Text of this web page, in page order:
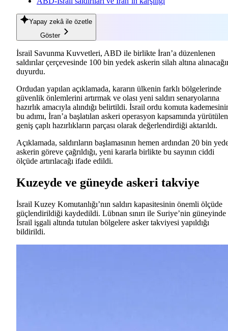
Yapay zekâ ile özetle
Göster
İsrail Savunma Kuvvetleri, ABD ile birlikte İran’a düzenlenen
saldırılar çerçevesinde 100 bin yedek askerin silah altına
duyurdu.
Ordudan yapılan açıklamada, kararın ülkenin farklı bölgelerinde
güvenlik önlemlerini artırmak ve olası yeni saldırı senaryolarına
hazırlık amacıyla alındığı belirtildi. İsrail ordu komuta
bu adımı, İran’a başlatılan askeri operasyon kapsamında yürütülen
geniş çaplı hazırlıkların parçası olarak değerlendirdiği aktarıldı.
Açıklamada, saldırıların başlamasının hemen ardından 20 bin
askerin göreve çağrıldığı, yeni kararla birlikte bu sayının ciddi
ölçüde artırılacağı ifade edildi.
Kuzeyde ve güneyde askeri takviye
İsrail Kuzey Komutanlığı’nın saldırı kapasitesinin önemli ölçüde
güçlendirildiği kaydedildi. Lübnan sınırı ile Suriye’nin güneyinde
İsrail işgali altında tutulan bölgelere asker takviyesi yapıldığı
bildirildi.